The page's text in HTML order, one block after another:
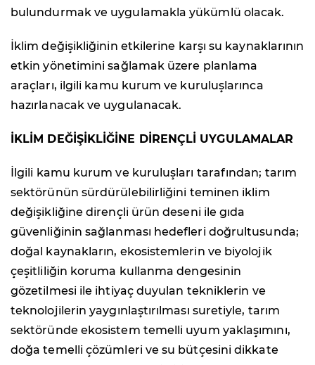
bulundurmak ve uygulamakla yükümlü olacak.
İklim değişikliğinin etkilerine karşı su kaynaklarının
etkin yönetimini sağlamak üzere planlama
araçları, ilgili kamu kurum ve kuruluşlarınca
hazırlanacak ve uygulanacak.
İKLİM DEĞİŞİKLİĞİNE DİRENÇLİ UYGULAMALAR
İlgili kamu kurum ve kuruluşları tarafından; tarım
sektörünün sürdürülebilirliğini teminen iklim
değişikliğine dirençli ürün deseni ile gıda
güvenliğinin sağlanması hedefleri doğrultusunda;
doğal kaynakların, ekosistemlerin ve biyolojik
çeşitliliğin koruma kullanma dengesinin
gözetilmesi ile ihtiyaç duyulan tekniklerin ve
teknolojilerin yaygınlaştırılması suretiyle, tarım
sektöründe ekosistem temelli uyum yaklaşımını,
doğa temelli çözümleri ve su bütçesini dikkate